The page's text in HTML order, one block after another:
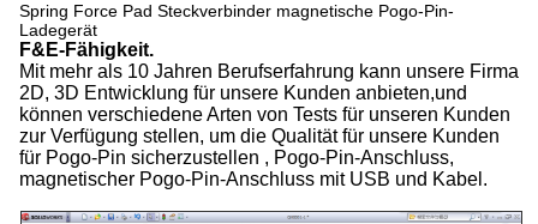
Spring Force Pad Steckverbinder magnetische Pogo-Pin-
Ladegerät
F&E-Fähigkeit.
Mit mehr als 10 Jahren Berufserfahrung kann unsere Firma
2D, 3D Entwicklung für unsere Kunden anbieten,und
können verschiedene Arten von Tests für unseren Kunden
zur Verfügung stellen, um die Qualität für unsere Kunden
für Pogo-Pin sicherzustellen , Pogo-Pin-Anschluss,
magnetischer Pogo-Pin-Anschluss mit USB und Kabel.